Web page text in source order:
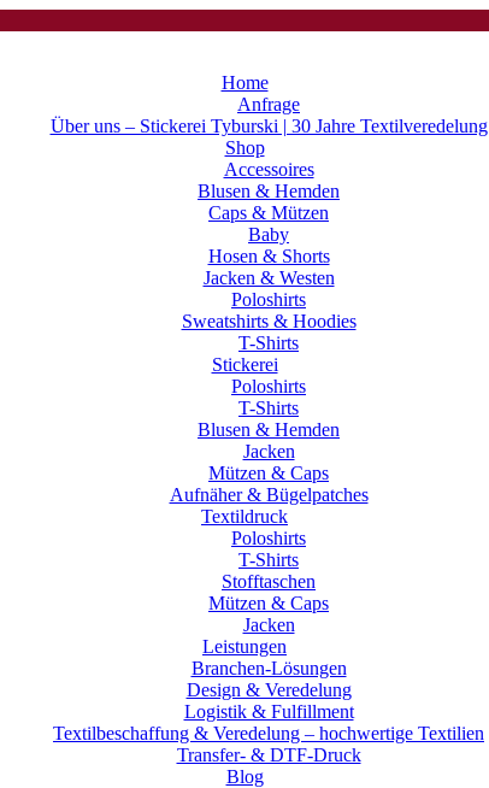
Home
Anfrage
Über uns – Stickerei Tyburski | 30 Jahre Textilveredelung
Shop
Accessoires
Blusen & Hemden
Caps & Mützen
Baby
Hosen & Shorts
Jacken & Westen
Poloshirts
Sweatshirts & Hoodies
T-Shirts
Stickerei
Poloshirts
T-Shirts
Blusen & Hemden
Jacken
Mützen & Caps
Aufnäher & Bügelpatches
Textildruck
Poloshirts
T-Shirts
Stofftaschen
Mützen & Caps
Jacken
Leistungen
Branchen-Lösungen
Design & Veredelung
Logistik & Fulfillment
Textilbeschaffung & Veredelung – hochwertige Textilien
Transfer- & DTF-Druck
Blog